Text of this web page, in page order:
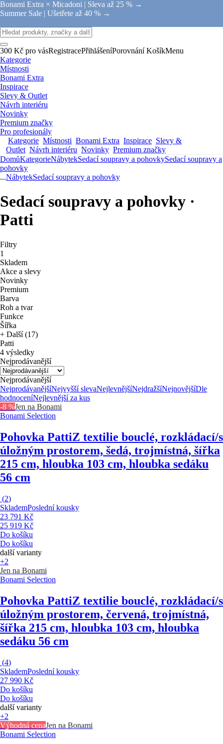
Bonami Extra × Micadoni | Sleva až 25 % →
Summer Sale | Ušetřete až 40 % →
300 Kč pro vásRegistracePřihlášeníPorovnání KošíkMenu
Kategorie
Místnosti
Bonami Extra
Inspirace
Slevy & Outlet
Návrh interiéru
Novinky
Premium značky
Pro profesionály
Kategorie Místnosti Bonami Extra Inspirace Slevy &
Outlet Návrh interiéru Novinky Premium značky
DomůKategorieNábytekSedací soupravy a pohovkySedací soupravy a
pohovky
...NábytekSedací soupravy a pohovky
Sedací soupravy a pohovky ·
Patti
Filtry
1
Skladem
Akce a slevy
Novinky
Premium
Barva
Roh a tvar
Funkce
Šířka
+ Další (17)
Patti
4 výsledky
Nejprodávanější
Nejprodávanější
NejprodávanějšíNejvyšší slevaNejlevnějšíNejdražšíNejnovějšíDle
hodnoceníNejlevnější za kus
-8 %Jen na Bonami
Bonami Selection
Pohovka PattiZ textilie bouclé, rozkládací/s
úložným prostorem, šedá, trojmístná, šířka
215 cm, hloubka 103 cm, hloubka sedáku
56 cm
(2)
SklademPoslední kousky
23 791 Kč
25 919 Kč
Do košíku
Do košíku
další varianty
+2
Jen na Bonami
Bonami Selection
Pohovka PattiZ textilie bouclé, rozkládací/s
úložným prostorem, červená, trojmístná,
šířka 215 cm, hloubka 103 cm, hloubka
sedáku 56 cm
(4)
SklademPoslední kousky
27 990 Kč
Do košíku
Do košíku
další varianty
+2
Výhodná cenaJen na Bonami
Bonami Selection